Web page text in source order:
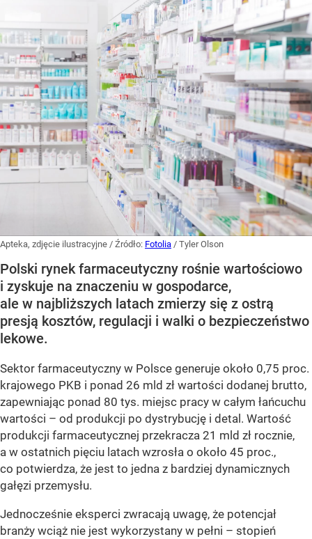
Apteka, zdjęcie ilustracyjne / Źródło: Fotolia / Tyler Olson
Polski rynek farmaceutyczny rośnie wartościowo
i zyskuje na znaczeniu w gospodarce,
ale w najbliższych latach zmierzy się z ostrą
presją kosztów, regulacji i walki o bezpieczeństwo
lekowe.
Sektor farmaceutyczny w Polsce generuje około 0,75 proc.
krajowego PKB i ponad 26 mld zł wartości dodanej brutto,
zapewniając ponad 80 tys. miejsc pracy w całym łańcuchu
wartości – od produkcji po dystrybucję i detal. Wartość
produkcji farmaceutycznej przekracza 21 mld zł rocznie,
a w ostatnich pięciu latach wzrosła o około 45 proc.,
co potwierdza, że jest to jedna z bardziej dynamicznych
gałęzi przemysłu.
Jednocześnie eksperci zwracają uwagę, że potencjał
branży wciąż nie jest wykorzystany w pełni – stopień